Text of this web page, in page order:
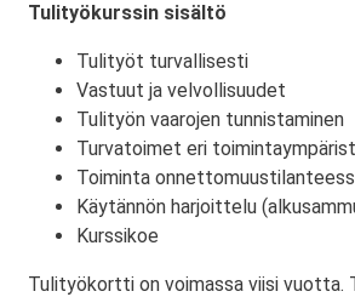
Tulityökurssin sisältö
Tulityöt turvallisesti
Vastuut ja velvollisuudet
Tulityön vaarojen tunnistaminen
Turvatoimet eri
Toiminta
Käytännön harjoittelu
Kurssikoe
Tulityökortti on voimassa viisi vuotta.